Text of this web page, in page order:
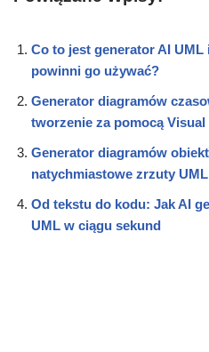
Co to jest generator AI
powinni go używać?
Generator diagramów
tworzenie za pomocą Visual
Generator diagramów
natychmiastowe zrzuty
Od tekstu do kodu: Jak AI
UML w ciągu sekund